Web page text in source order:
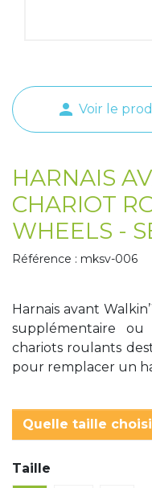
person Voir le
HARNAIS
CHARIOT
WHEELS -
Référence : mksv-006
Harnais avant
supplémentaire
chariots roulants
pour remplacer un
Quelle taille
Taille